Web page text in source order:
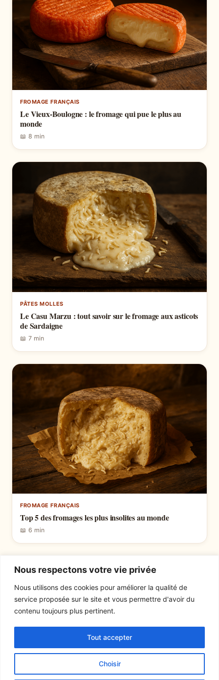
Nous respectons votre vie privée
Nous utilisons des cookies pour améliorer la qualité de
service proposée sur le site et vous permettre d'avoir du
contenu toujours plus pertinent.
Choisir
Tout accepter
FROMAGE FRANÇAIS
Le Vieux-Boulogne : le fromage qui pue le plus au
monde
📖 8 min
PÂTES MOLLES
Le Casu Marzu : tout savoir sur le fromage aux asticots
de Sardaigne
📖 7 min
FROMAGE FRANÇAIS
Top 5 des fromages les plus insolites au monde
📖 6 min
Pagination
des
publications
1 2
Actualités
Mentions légales